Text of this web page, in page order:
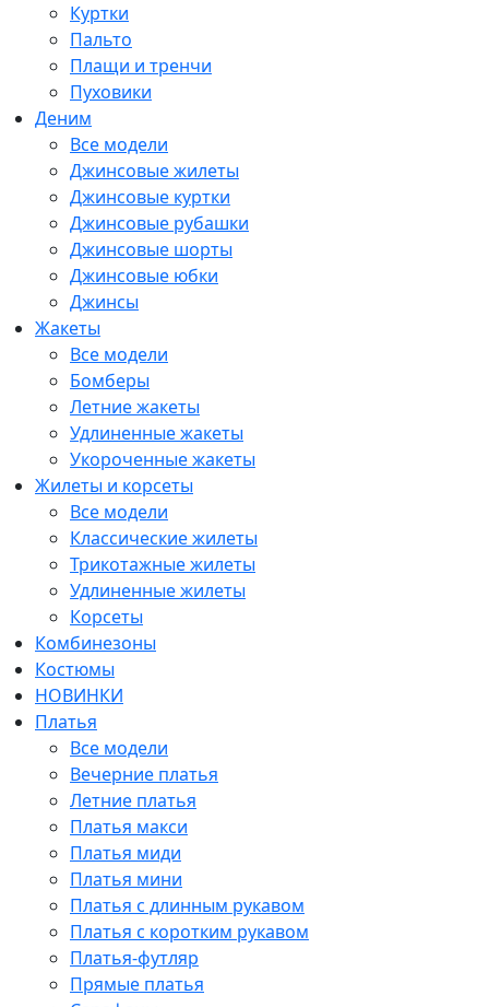
Куртки
Пальто
Плащи и тренчи
Пуховики
Деним
Все модели
Джинсовые жилеты
Джинсовые куртки
Джинсовые рубашки
Джинсовые шорты
Джинсовые юбки
Джинсы
Жакеты
Все модели
Бомберы
Летние жакеты
Удлиненные жакеты
Укороченные жакеты
Жилеты и корсеты
Все модели
Классические жилеты
Трикотажные жилеты
Удлиненные жилеты
Корсеты
Комбинезоны
Костюмы
НОВИНКИ
Платья
Все модели
Вечерние платья
Летние платья
Платья макси
Платья миди
Платья мини
Платья с длинным рукавом
Платья с коротким рукавом
Платья-футляр
Прямые платья